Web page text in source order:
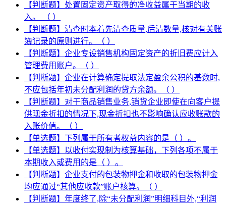
【判断题】处置固定资产取得的净收益属于当期的收
入。 （ ）
【判断题】清查时本着先清查质量,后清数量,核对有关账
簿记录的原则进行。（ ）
【判断题】企业专设销售机构固定资产的折旧费应计入
管理费用账户。（ ）
【判断题】企业在计算确定提取法定盈余公积的基数时,
不应包括年初未分配利润的贷方余额。（ ）
【判断题】对于商品销售业务,销货企业即使在向客户提
供现金折扣的情况下,现金折扣也不影响确认应收账款的
入账价值。（ ）
【单选题】下列属于所有者权益内容的是（ ）。
【单选题】以收付实现制为核算基础，下列各项不属于
本期收入或费用的是（ ）。
【判断题】企业支付的包装物押金和收取的包装物押金
均应通过“其他应收款”账户核算。（ ）
【判断题】年度终了,除“未分配利润”明细科目外,“利润